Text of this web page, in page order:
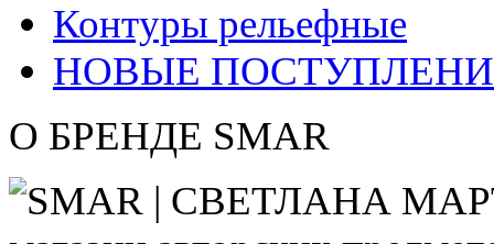
Контуры рельефные
НОВЫЕ
О БРЕНДЕ SMAR